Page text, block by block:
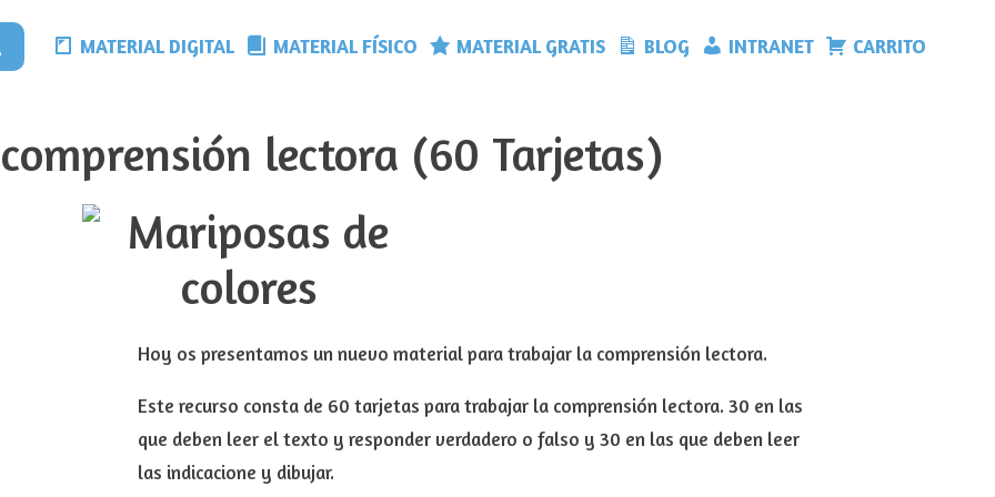
MATERIAL DIGITAL MATERIAL FÍSICO MATERIAL GRATIS BLOG INTRANET CARRITO
lectora (60 Tarjetas)
Hoy os presentamos un nuevo material para trabajar la comprensión lectora.
Este recurso consta de 60 tarjetas para trabajar la comprensión lectora. 30 en las
que deben leer el texto y responder verdadero o falso y 30 en las que deben leer
las indicacione y dibujar.